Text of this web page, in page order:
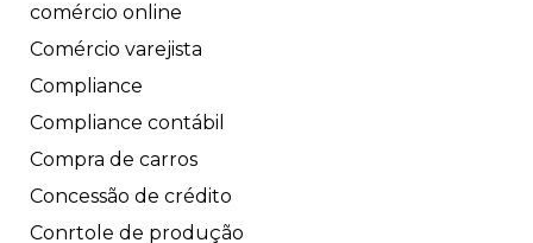
comércio online
Comércio varejista
Compliance
Compliance contábil
Compra de carros
Concessão de crédito
Conrtole de produção